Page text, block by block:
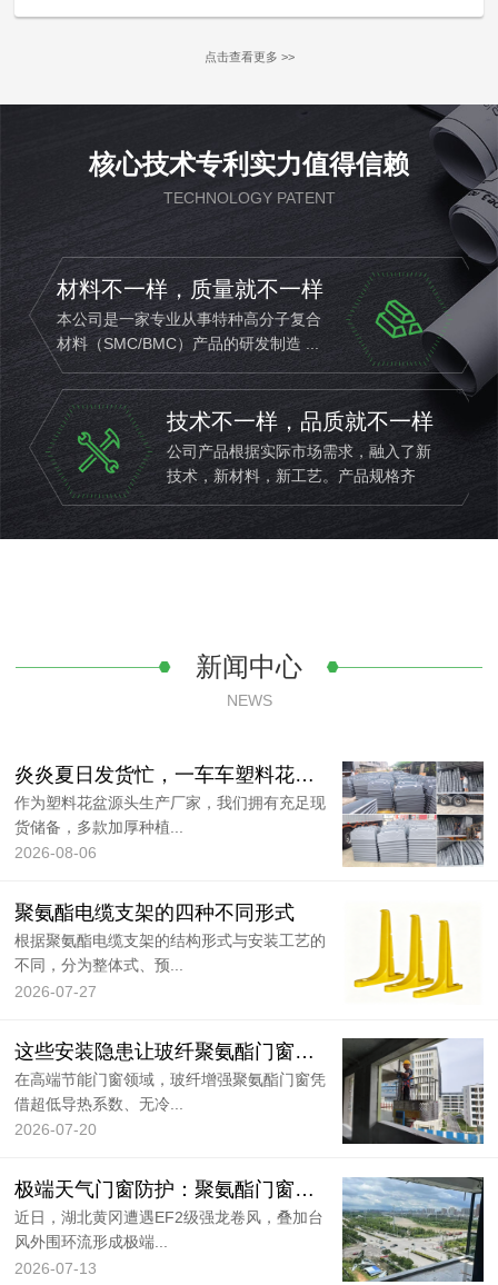
点击查看更多 >>
核心技术专利实力值得信赖
TECHNOLOGY PATENT
材料不一样，质量就不一样
本公司是一家专业从事特种高分子复合
材料（SMC/BMC）产品的研发制造 ...
技术不一样，品质就不一样
公司产品根据实际市场需求，融入了新
技术，新材料，新工艺。产品规格齐
全，品质优，外形新颖 ...
新闻中心
NEWS
炎炎夏日发货忙，一车车塑料花盆奔赴各地客户手中
作为塑料花盆源头生产厂家，我们拥有充足现
货储备，多款加厚种植...
2026-08-06
聚氨酯电缆支架的四种不同形式
根据聚氨酯电缆支架的结构形式与安装工艺的
不同，分为整体式、预...
2026-07-27
这些安装隐患让玻纤聚氨酯门窗性能大打折
在高端节能门窗领域，玻纤增强聚氨酯门窗凭
借超低导热系数、无冷...
2026-07-20
极端天气门窗防护：聚氨酯门窗杜绝窗扇脱落
近日，湖北黄冈遭遇EF2级强龙卷风，叠加台
风外围环流形成极端...
2026-07-13